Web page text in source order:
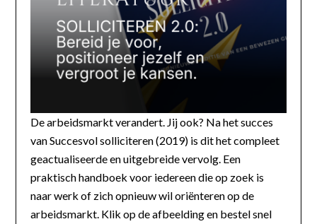
De arbeidsmarkt verandert. Jij ook? Na het succes
van Succesvol solliciteren (2019) is dit het compleet
geactualiseerde en uitgebreide vervolg. Een
praktisch handboek voor iedereen die op zoek is
naar werk of zich opnieuw wil oriënteren op de
arbeidsmarkt. Klik op de afbeelding en bestel snel